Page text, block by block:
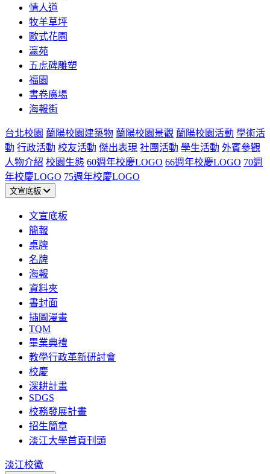
情人道
牧羊草坪
歐式花園
瀛苑
五虎碑雕塑
福園
書卷廣場
海報街
台北校園 蘭陽校園建築物 蘭陽校園景觀 蘭陽校園活動 學術活
動 行政活動 校友活動 傑出表現 社團活動 學生活動 外賓參觀
人物介紹 校園生態 60週年校慶LOGO 66週年校慶LOGO 70週
年校慶LOGO 75週年校慶LOGO
文宣底板
文宣底板
簡報
桌牌
名牌
海報
資料夾
書封面
插圖漫畫
TQM
畢業典禮
教學行政革新研討會
校慶
深耕計畫
SDGS
校務發展計畫
招生簡章
淡江大學首頁刊頭
淡江校徽